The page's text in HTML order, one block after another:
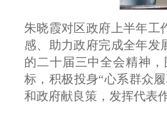
朱晓霞对区政府上半年工
感、助力政府完成全年发
的二十届三中全会精神
标，积极投身“心系群众
和政府献良策，发挥代表